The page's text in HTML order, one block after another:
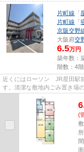
片町線 「
片町線 「
京阪交野
大阪府交
6.5万円
築年数：
階数：4
近くにはローソン JR星田駅
す。清潔な敷地内ごみ置き場
利用可能な物件なので、用途や
(